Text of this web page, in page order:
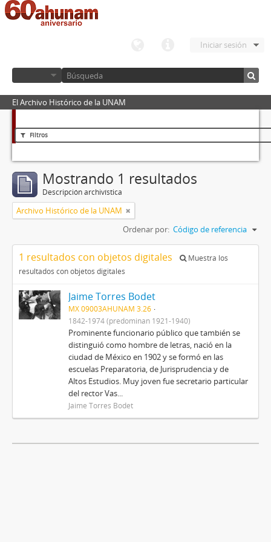
Iniciar sesión
El Archivo Histórico de la UNAM
Filtros
Mostrando 1 resultados
Descripción archivística
Archivo Histórico de la UNAM
Ordenar por: Código de referencia
1 resultados con objetos digitales
Muestra los
resultados con objetos digitales
Jaime Torres Bodet
MX 09003AHUNAM 3.26
1842-1974 (predominan 1921-1940)
Prominente funcionario público que también se
distinguió como hombre de letras, nació en la
ciudad de México en 1902 y se formó en las
escuelas Preparatoria, de Jurisprudencia y de
Altos Estudios. Muy joven fue secretario particular
del rector Vas...
Jaime Torres Bodet